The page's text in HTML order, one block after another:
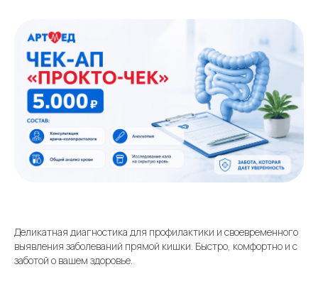
Деликатная диагностика для профилактики и своевременного
выявления заболеваний прямой кишки. Быстро, комфортно и с
заботой о вашем здоровье.